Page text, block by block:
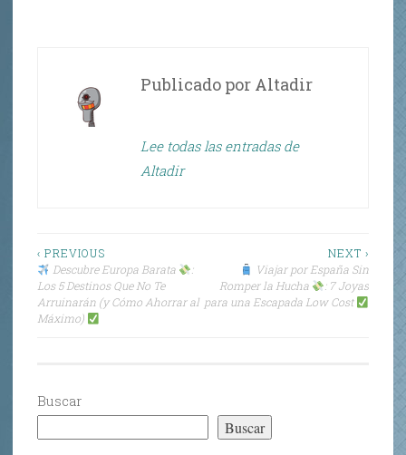
Publicado por Altadir
Lee todas las entradas de
Altadir
Navegación
de
entradas
‹ PREVIOUS
Descubre Europa Barata
:
Los 5 Destinos Que No Te
Arruinarán (y Cómo Ahorrar al
Máximo)
NEXT ›
Viajar por España Sin
Romper la Hucha
: 7 Joyas
para una Escapada Low Cost
Buscar
Buscar